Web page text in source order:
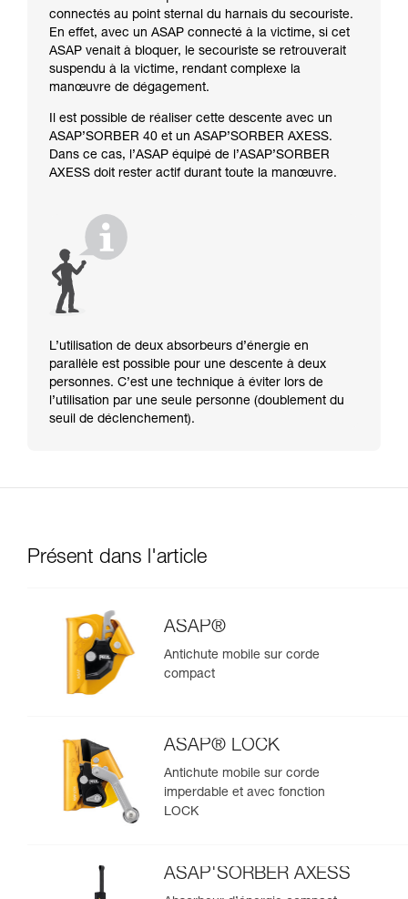
connectés au point sternal du harnais du secouriste.
En effet, avec un ASAP connecté à la victime, si cet
ASAP venait à bloquer, le secouriste se retrouverait
suspendu à la victime, rendant complexe la
manœuvre de dégagement.
Il est possible de réaliser cette descente avec un
ASAP’SORBER 40 et un ASAP’SORBER AXESS.
Dans ce cas, l’ASAP équipé de l’ASAP’SORBER
AXESS doit rester actif durant toute la manœuvre.
L’utilisation de deux absorbeurs d’énergie en
parallèle est possible pour une descente à deux
personnes. C’est une technique à éviter lors de
l’utilisation par une seule personne (doublement du
seuil de déclenchement).
Présent dans l'article
ASAP®
Antichute mobile sur corde
compact
ASAP® LOCK
Antichute mobile sur corde
imperdable et avec fonction
LOCK
ASAP'SORBER AXESS